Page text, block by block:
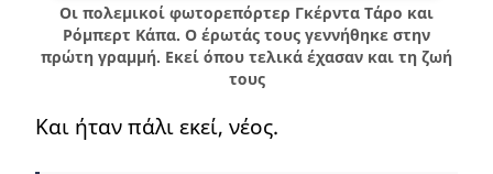
Οι πολεμικοί φωτορεπόρτερ Γκέρντα Τάρο και
Ρόμπερτ Κάπα. Ο έρωτάς τους γεννήθηκε στην
πρώτη γραμμή. Εκεί όπου τελικά έχασαν και τη ζωή
τους
Και ήταν πάλι εκεί, νέος.